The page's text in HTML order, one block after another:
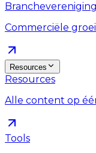
Commerciële
Resources
Resources
Alle content op
Tools